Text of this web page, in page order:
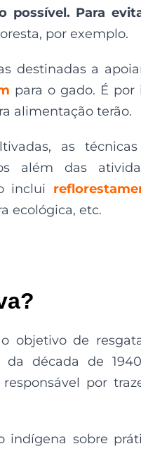
possível. Para
por exemplo.
destinadas a
para o gado. É por
alimentação terão.
as
além das
inclui
ecológica, etc.
objetivo de
da década de
por
indígena sobre